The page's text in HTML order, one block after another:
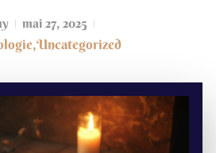
mai 27, 2025
,Uncategorized